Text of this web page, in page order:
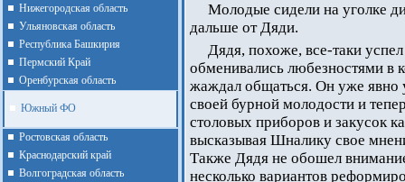
Нижегородская область
Ульяновская область
Республика Башкирия
Пермский Край
Оренбурская область
Южный ФО
Ростовская область
Краснодарский край
Волгоградская область
Молодые сидели на уголке
дальше от Дяди.
Дядя, похоже, все-таки
обменивались любезностями в
жаждал общаться. Он уже явно
своей бурной молодости и
столовых приборов и закусок
высказывая Шналику свое
Также Дядя не обошел
несколько вариантов